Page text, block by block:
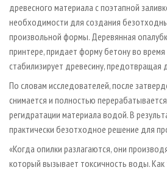
древесного материала с поэтапной
необходимости для создания
произвольной формы. Деревянная
принтере, придает форму бетону во время
стабилизирует древесину,
По словам исследователей, после
снимается и полностью
регидратации материала водой. В
практически безотходное решение для
«Когда опилки разлагаются, они
который вызывает токсичность воды. Как